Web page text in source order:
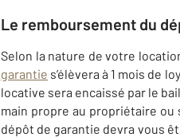
Le remboursement du
Selon la nature de votre
garantie s’élèvera à 1 mois de
locative sera encaissé par le
main propre au propriétaire ou
dépôt de garantie devra vous